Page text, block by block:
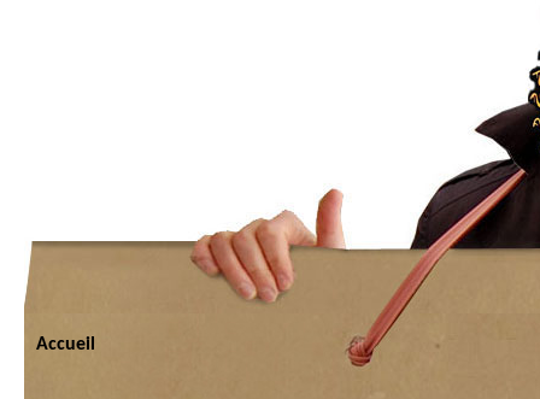
Accueil